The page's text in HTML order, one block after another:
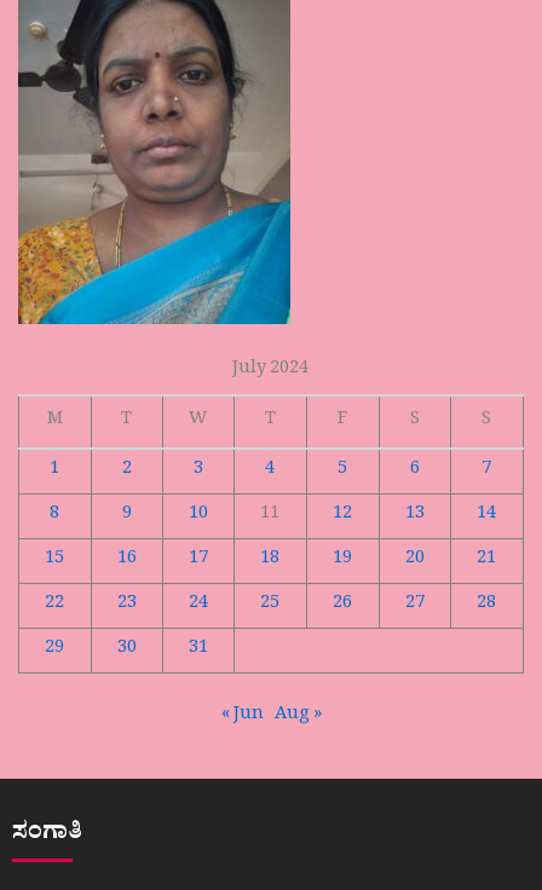
July 2024
M
T W T F S
S
1
2 3 4 5 6
7
8
9 10 11 12 13
14
15
16 17 18 19 20
21
22
23 24 25 26 27
28
29
30 31
« Jun Aug »
ಸಂಗಾತಿ